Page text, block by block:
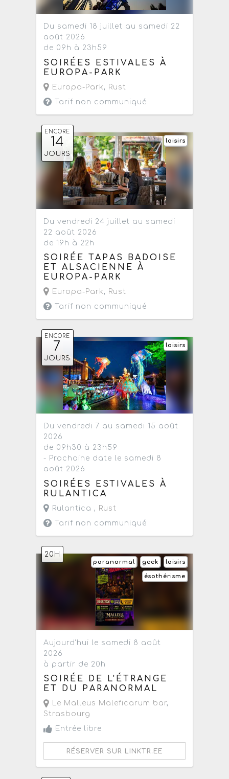
Du samedi 18 juillet au samedi 22
août 2026
de 09h à 23h59
SOIRÉES ESTIVALES À
EUROPA-PARK
Europa-Park, Rust
Tarif non communiqué
ENCORE
14
JOURS
loisirs
Du vendredi 24 juillet au samedi
22 août 2026
de 19h à 22h
SOIRÉE TAPAS BADOISE
ET ALSACIENNE À
EUROPA-PARK
Europa-Park, Rust
Tarif non communiqué
ENCORE
7
JOURS
loisirs
Du vendredi 7 au samedi 15 août
2026
de 09h30 à 23h59
- Prochaine date le samedi 8
août 2026
SOIRÉES ESTIVALES À
RULANTICA
Rulantica , Rust
Tarif non communiqué
20H
loisirs
geek
paranormal
ésothérisme
Aujourd'hui le samedi 8 août
2026
à partir de 20h
SOIRÉE DE L'ÉTRANGE
ET DU PARANORMAL
Le Malleus Maleficarum bar,
Strasbourg
Entrée libre
RÉSERVER SUR LINKTR.EE